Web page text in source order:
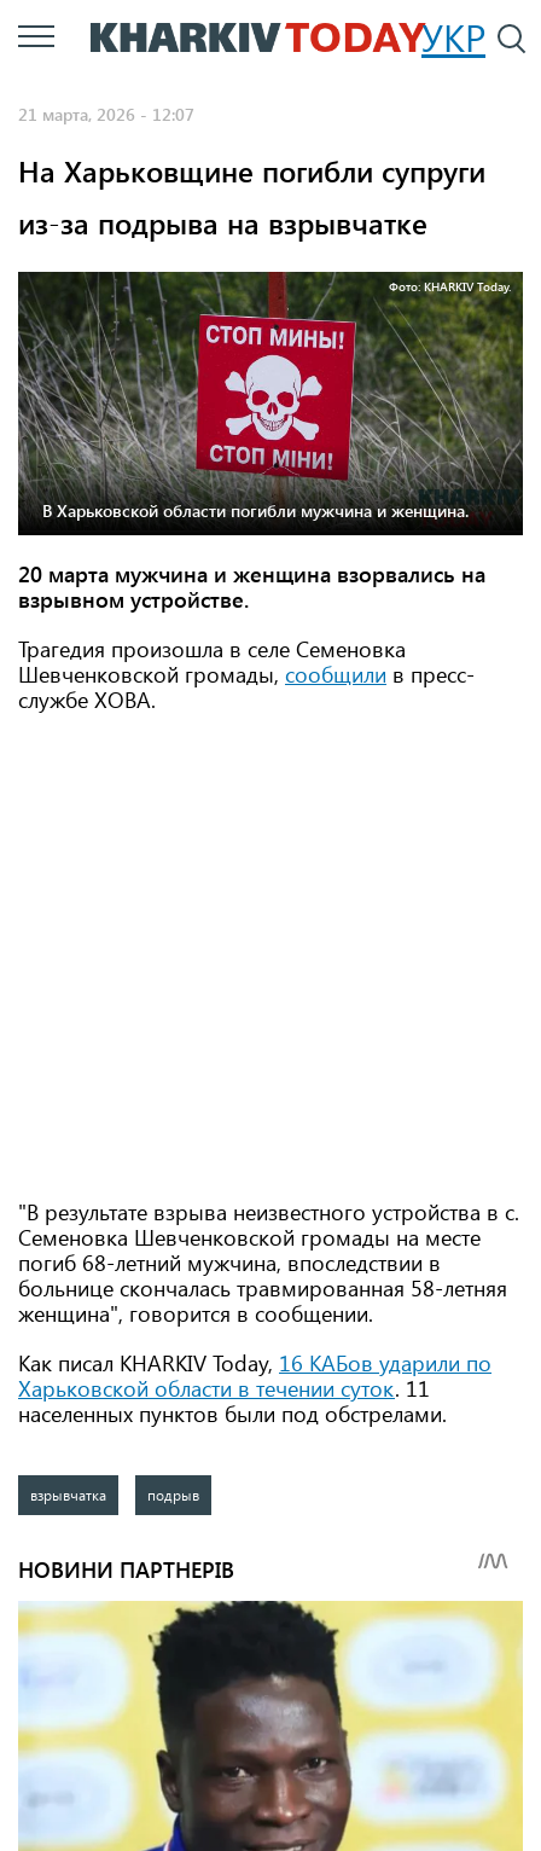
Перейти
к
УКР
21 марта, 2026 - 12:07
На Харьковщине погибли супруги
из-за подрыва на взрывчатке
Фото: KHARKIV Today.
В Харьковской области погибли мужчина и женщина.
20 марта мужчина и женщина взорвались на
взрывном устройстве.
Трагедия произошла в селе Семеновка
Шевченковской громады, сообщили в пресс-
службе ХОВА.
"В результате взрыва неизвестного устройства в с.
Семеновка Шевченковской громады на месте
погиб 68-летний мужчина, впоследствии в
больнице скончалась травмированная 58-летняя
женщина", говорится в сообщении.
Как писал KHARKIV Today, 16 КАБов ударили по
Харьковской области в течении суток. 11
населенных пунктов были под обстрелами.
взрывчатка подрыв